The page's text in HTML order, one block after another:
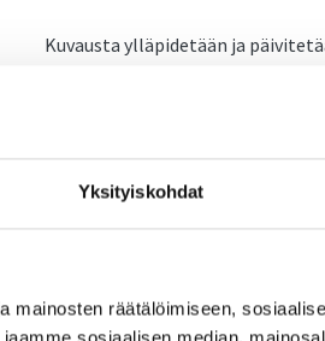
Yksityiskohdat
mainosten räätälöimiseen,
Kuvausta ylläpidetään ja
Asiakirjajulkisuuskuvaus